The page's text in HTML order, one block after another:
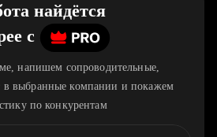
найдётся
c
напишем сопроводительные,
в выбранные компании и покажем
по конкурентам